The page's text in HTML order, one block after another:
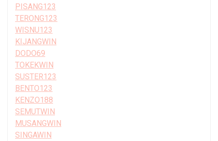
PISANG123
TERONG123
WISNU123
KIJANGWIN
DODO69
TOKEKWIN
SUSTER123
BENTO123
KENZO188
SEMUTWIN
MUSANGWIN
SINGAWIN